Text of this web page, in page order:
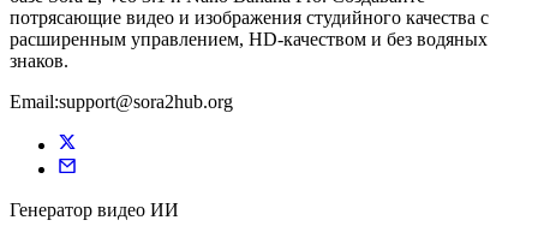
потрясающие видео и изображения студийного качества с
расширенным управлением, HD-качеством и без водяных
знаков.
Email:support@sora2hub.org
Генератор видео ИИ